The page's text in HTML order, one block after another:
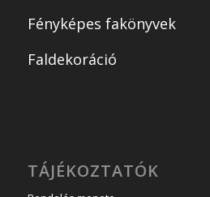
Fényképes fakönyvek
Faldekoráció
TÁJÉKOZTATÓK